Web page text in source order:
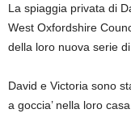
La spiaggia privata di
West Oxfordshire
della loro nuova serie
David e Victoria sono
a goccia’ nella loro